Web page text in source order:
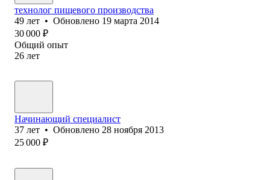
технолог пищевого производства
49 лет • Обновлено 19 марта 2014
30 000 ₽
Общий опыт
26 лет
Начинающий специалист
37 лет • Обновлено 28 ноября 2013
25 000 ₽